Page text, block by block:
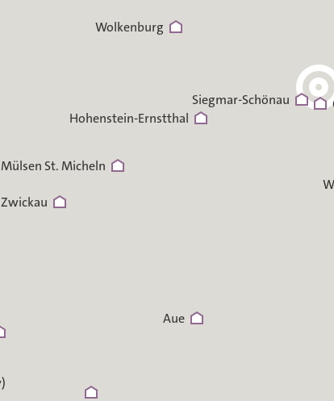
Zwickau
Wolkenburg
Siegmar-Schönau
Mülsen St. Micheln
Hohenstein-Ernstthal
Aue